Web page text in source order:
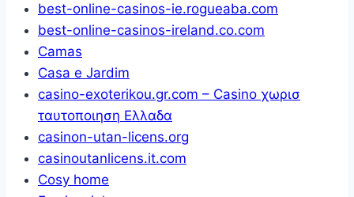
–
AI551/09
best-online-casinos-ie.rogueaba.com
best-online-casinos-ireland.co.com
Camas
Casa e Jardim
casino-exoterikou.gr.com – Casino χωρισ
ταυτοποιηση Ελλαδα
casinon-utan-licens.org
casinoutanlicens.it.com
Cosy home